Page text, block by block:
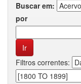
Buscar em:
por
Filtros correntes: